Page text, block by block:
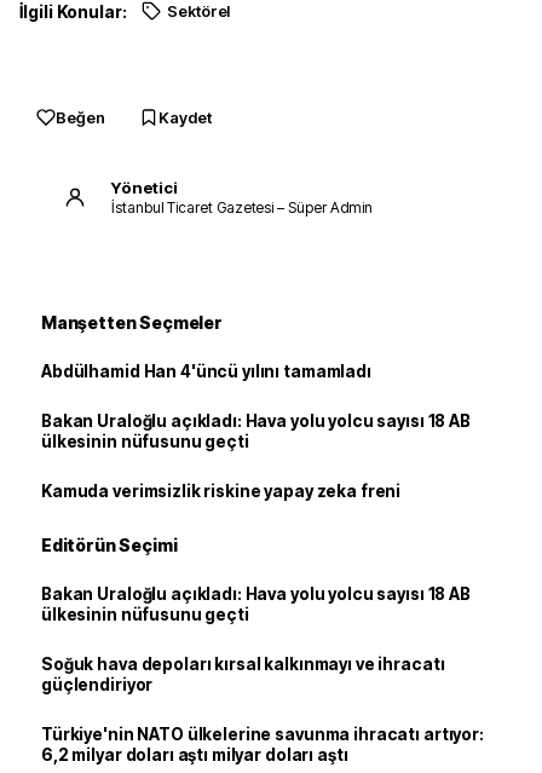
İlgili Konular: Sektörel
Beğen Kaydet
Yönetici
İstanbul Ticaret Gazetesi – Süper Admin
Manşetten Seçmeler
Abdülhamid Han 4'üncü yılını tamamladı
Bakan Uraloğlu açıkladı: Hava yolu yolcu sayısı 18 AB
ülkesinin nüfusunu geçti
Kamuda verimsizlik riskine yapay zeka freni
Editörün Seçimi
Bakan Uraloğlu açıkladı: Hava yolu yolcu sayısı 18 AB
ülkesinin nüfusunu geçti
Soğuk hava depoları kırsal kalkınmayı ve ihracatı
güçlendiriyor
Türkiye'nin NATO ülkelerine savunma ihracatı artıyor:
6,2 milyar doları aştı milyar doları aştı